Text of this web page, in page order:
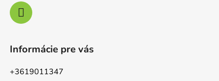
Informácie pre vás
+3619011347